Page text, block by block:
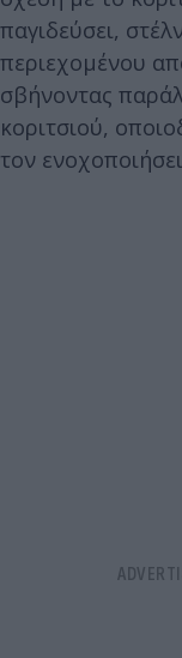
παγιδεύσει,
περιεχομένου
σβήνοντας
κοριτσιού,
τον